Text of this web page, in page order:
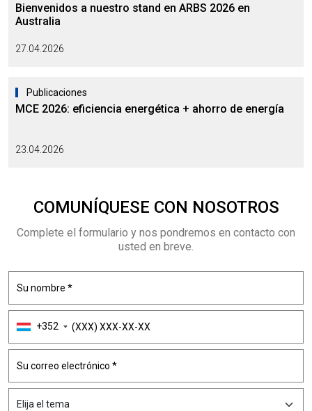
Bienvenidos a nuestro stand en ARBS 2026 en
Australia
27.04.2026
Publicaciones
MCE 2026: eficiencia energética + ahorro de energía
23.04.2026
COMUNÍQUESE CON NOSOTROS
Complete el formulario y nos pondremos en contacto con
usted en breve.
+352